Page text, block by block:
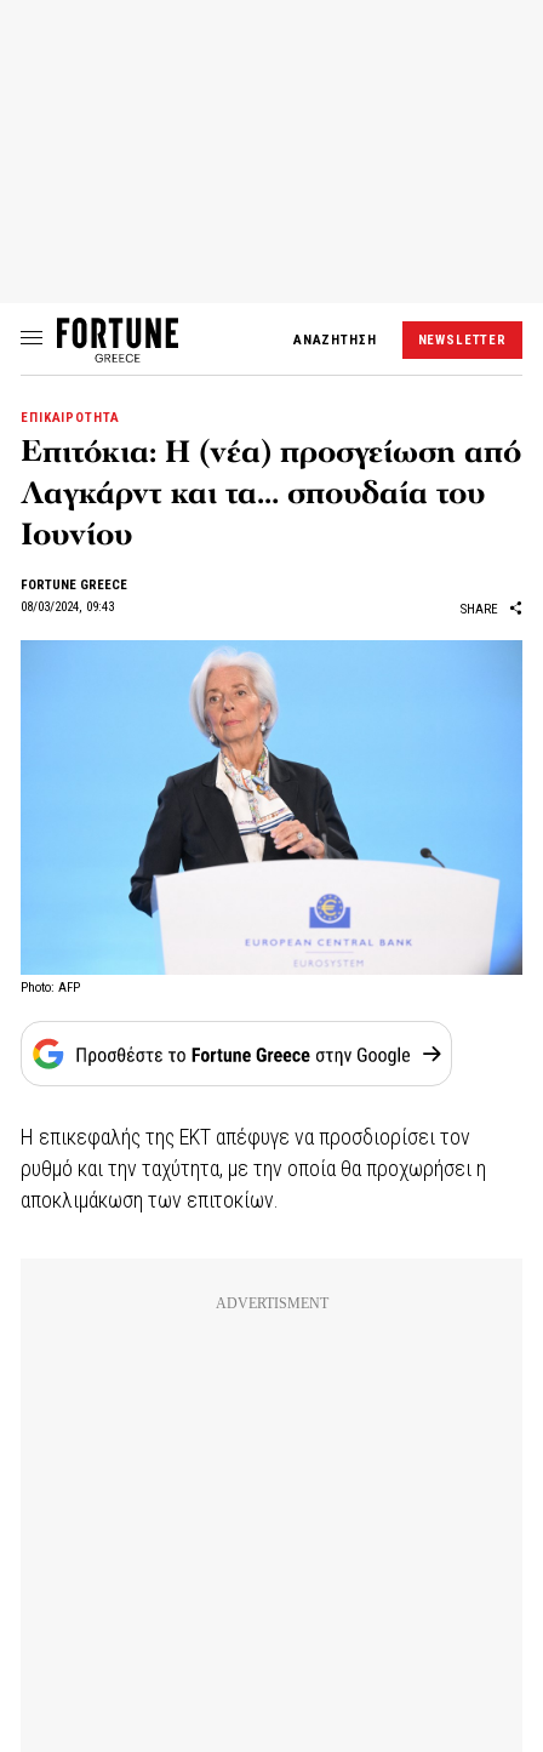
ΑΝΑΖΗΤΗΣΗ NEWSLETTER
ΕΠΙΚΑΙΡΟΤΗΤΑ
Επιτόκια: Η (νέα) προσγείωση από
Λαγκάρντ και τα… σπουδαία του
Ιουνίου
FORTUNE GREECE
08/03/2024, 09:43
SHARE
Photo: AFP
Η επικεφαλής της ΕΚΤ απέφυγε να προσδιορίσει τον
ρυθμό και την ταχύτητα, με την οποία θα προχωρήσει η
αποκλιμάκωση των επιτοκίων.